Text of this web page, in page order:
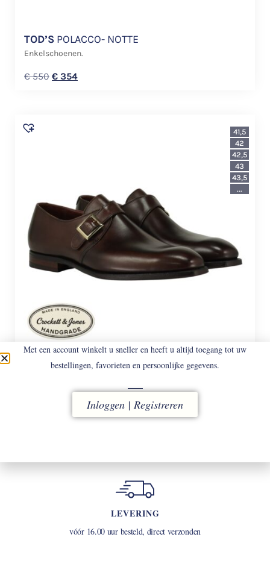
TOD’S POLACCO- NOTTE
Enkelschoenen.
€550 € 354
CROCKETT & JONESSAVILE BROWN
41,5
42
42,5
43
43,5
...
LEVERING
vóór 16.00 uur besteld, direct verzonden
Met een account winkelt u sneller en heeft u altijd toegang tot uw
bestellingen, favorieten en persoonlijke gegevens.
Inloggen | Registreren